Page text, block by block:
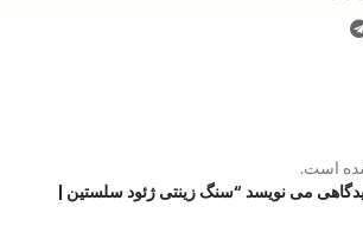
است.
می نویسد “سنگ زینتی ژئود سلستین |